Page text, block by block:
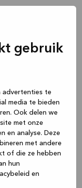
gebruik
advertenties te
media te bieden
Ook delen we
met onze
en analyse. Deze
met andere
of die ze hebben
hun
en